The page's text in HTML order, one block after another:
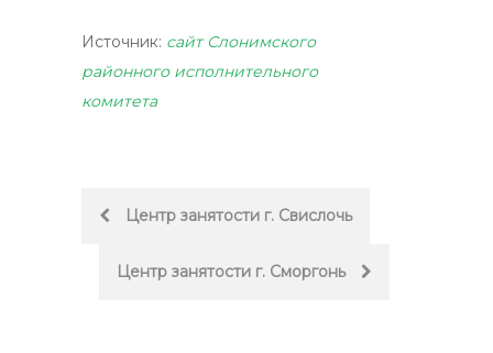
Источник: сайт Слонимского
районного исполнительного
комитета
Post
navigation
Центр занятости г. Свислочь
Центр занятости г. Сморгонь